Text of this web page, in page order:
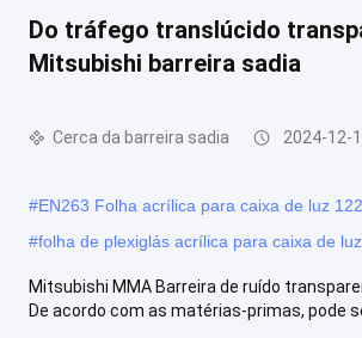
Time
Do tráfego translúcido
Mitsubishi barreira sadia
Cerca da barreira sadia 2024-12-
#EN263 Folha acrílica para caixa de luz
#folha de plexiglás acrílica para caixa de luz
Mitsubishi MMA Barreira de ruído
De acordo com as matérias-primas, pode